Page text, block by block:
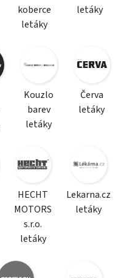
koberce
letáky
letáky
Kouzlo
barev
letáky
Červa
letáky
HECHT
MOTORS
s.r.o.
letáky
Lekarna.cz
letáky